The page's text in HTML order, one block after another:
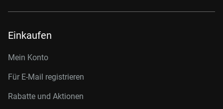
Einkaufen
Mein Konto
Für E-Mail registrieren
Rabatte und Aktionen